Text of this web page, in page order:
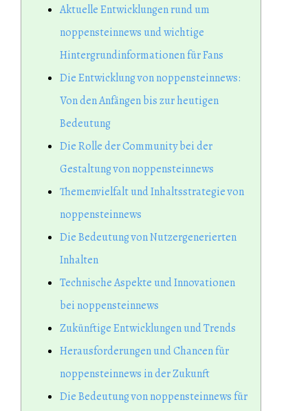
Aktuelle Entwicklungen rund um
noppensteinnews und wichtige
Hintergrundinformationen für Fans
Die Entwicklung von noppensteinnews:
Von den Anfängen bis zur heutigen
Bedeutung
Die Rolle der Community bei der
Gestaltung von noppensteinnews
Themenvielfalt und Inhaltsstrategie von
noppensteinnews
Die Bedeutung von Nutzergenerierten
Inhalten
Technische Aspekte und Innovationen
bei noppensteinnews
Zukünftige Entwicklungen und Trends
Herausforderungen und Chancen für
noppensteinnews in der Zukunft
Die Bedeutung von noppensteinnews für